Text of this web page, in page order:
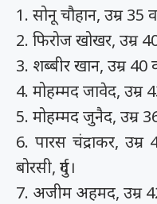
1. सोनू चौहान, उम्र 35
2. फिरोज खोखर, उम्र 40
3. शब्बीर खान, उम्र 40
4. मोहम्मद जावेद, उम्र
5. मोहम्मद जुनैद, उम्र 36
6. पारस चंद्राकर, उम्र
बोरसी, दुर्ग।
7. अजीम अहमद, उम्र 42